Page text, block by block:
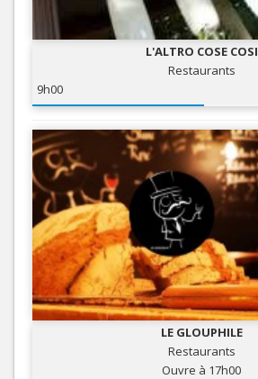
L'ALTRO COSE COSI
Restaurants
9h00
LE GLOUPHILE
Restaurants
Ouvre à 17h00